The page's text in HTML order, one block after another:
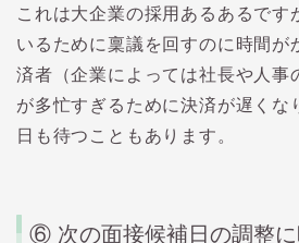
これは大企業の採用あるあるです
いるために稟議を回すのに時間が
済者（企業によっては社長や人事
が多忙すぎるために決済が遅くな
日も待つこともあります。
⑥ 次の面接候補日の調整